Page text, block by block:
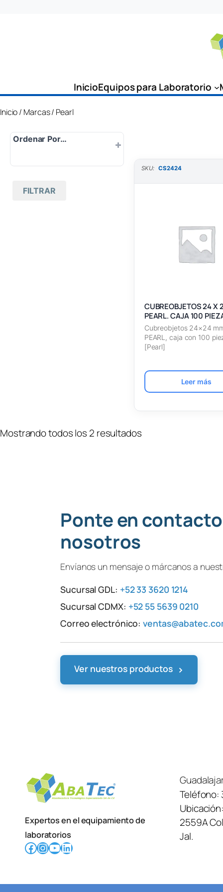
InicioEquipos para Laboratorio
Inicio/ Marcas/ Pearl
Ordenar Por…
Popularidad
FILTRAR
SKU: CS2424
CUBREOBJETOS 24 X
PEARL. CAJA 100
Cubreobjetos 24×24
PEARL, caja con 100
[Pearl]
Leer más
Mostrando todos los 2 resultados
Ponte en
nosotros
Envíanos un mensaje o márcanos a
Sucursal GDL: +52 33 3620 1214
Sucursal CDMX: +52 55 5639 0210
Correo electrónico:
Ver nuestros productos ›
Expertos en el equipamiento de
laboratorios
Facebook InstagramYouTube LinkedIn
Teléfono:
Ubicación:
2559A
Jal.